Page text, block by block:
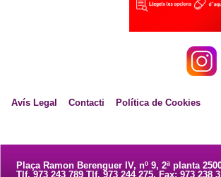
Avís Legal Contacti Política de Cookies
Plaça Ramon Berenguer IV, nº 9, 2ª planta
Tlf. 973 243 789 Tlf. 973 244 275. Fax: 973 238